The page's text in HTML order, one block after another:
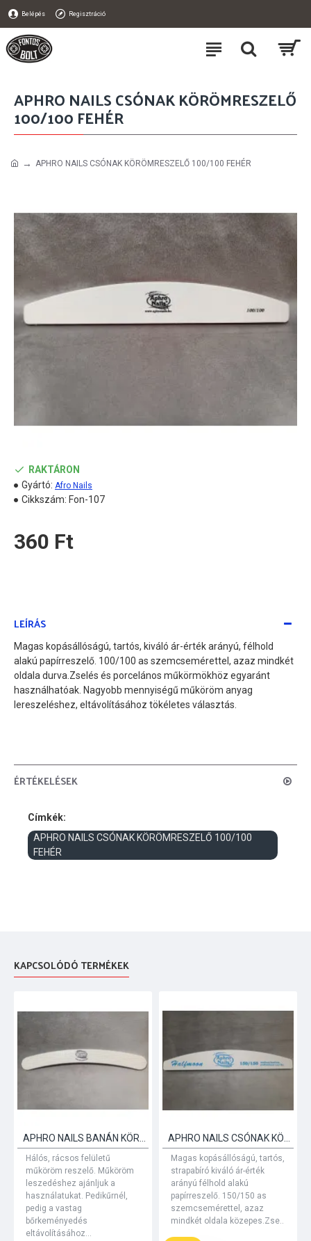
Belépés Regisztráció
APHRO NAILS CSÓNAK KÖRÖMRESZELŐ 100/100 FEHÉR
APHRO NAILS CSÓNAK KÖRÖMRESZELŐ
100/100 FEHÉR
RAKTÁRON
Gyártó: Afro Nails
Cikkszám: Fon-107
360 Ft
LEÍRÁS
Magas kopásállóságú, tartós, kiváló ár-érték arányú, félhold
alakú papírreszelő. 100/100 as szemcsemérettel, azaz mindkét
oldala durva.Zselés és porcelános műkörmökhöz egyaránt
használhatóak. Nagyobb mennyiségű műköröm anyag
lereszeléshez, eltávolításához tökéletes választás.
ÉRTÉKELÉSEK
Címkék:
APHRO NAILS CSÓNAK KÖRÖMRESZELŐ 100/100
FEHÉR
KAPCSOLÓDÓ TERMÉKEK
Hálós, rácsos felületű
műköröm reszelő. Műköröm
leszedéshez ajánljuk a
használatukat. Pedikűrnél,
pedig a vastag
bőrkeményedés
eltávolításához...
Magas kopásállóságú, tartós,
strapabíró kiváló ár-érték
arányú félhold alakú
papírreszelő. 150/150 as
szemcsemérettel, azaz
mindkét oldala közepes.Zse..